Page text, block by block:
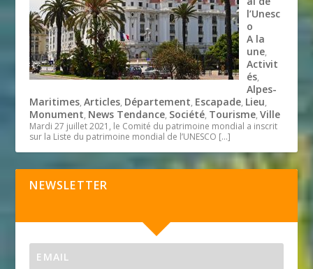
l’Unesc
o
A la
une,
Activit
és,
Alpes-
Maritimes,Articles, Département, Escapade, Lieu,
Monument, News Tendance, Société, Tourisme,Ville
Mardi 27 juillet 2021, le Comité du patrimoine mondial a inscrit
sur la Liste du patrimoine mondial de l’UNESCO […]
NEWSLETTER